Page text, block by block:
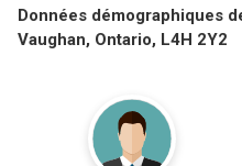
Données démographiques
Vaughan, Ontario, L4H 2Y2